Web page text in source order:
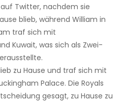
Twitter, nachdem sie
blieb, während William in
traf sich mit
Kuwait, was sich als Zwei-
zu Hause und traf sich mit
Palace. Die Royals
gesagt, zu Hause zu